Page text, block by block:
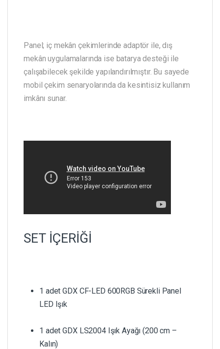
Panel; iç mekân çekimlerinde adaptör ile, dış
mekân uygulamalarında ise batarya desteği ile
çalışabilecek şekilde yapılandırılmıştır. Bu sayede
mobil çekim senaryolarında da kesintisiz kullanım
imkânı sunar.
SET İÇERİĞİ
1 adet GDX CF-LED 600RGB Sürekli Panel
LED Işık
1 adet GDX LS2004 Işık Ayağı (200 cm –
Kalın)